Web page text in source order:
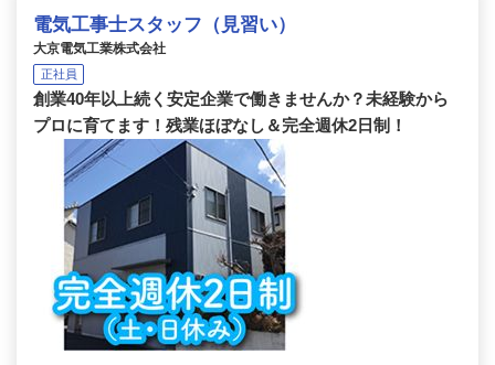
電気工事士スタッフ（見習い）
大京電気工業株式会社
正社員
創業40年以上続く安定企業で働きませんか？未経験から
プロに育てます！残業ほぼなし＆完全週休2日制！